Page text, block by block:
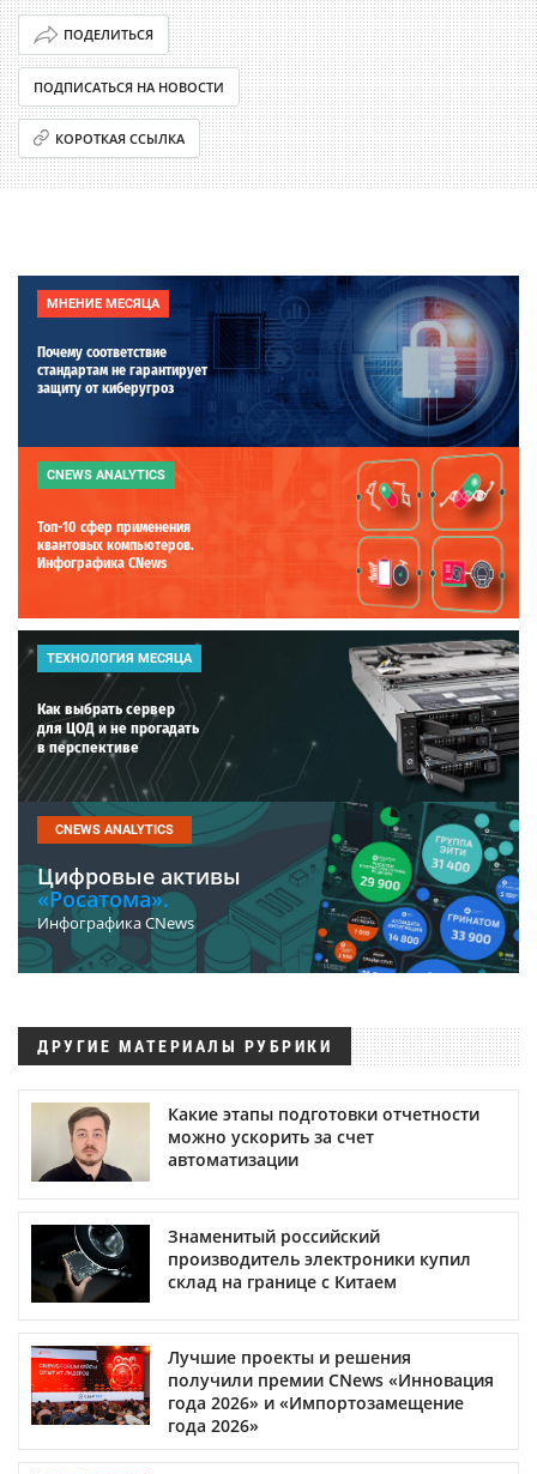
ПОДЕЛИТЬСЯ
ПОДПИСАТЬСЯ НА НОВОСТИ
КОРОТКАЯ ССЫЛКА
МНЕНИЕ МЕСЯЦА
Почему соответствие
стандартам не гарантирует
защиту от киберугроз
CNEWS ANALYTICS
Топ-10 сфер применения
квантовых компьютеров.
Инфографика CNews
ТЕХНОЛОГИЯ МЕСЯЦА
Как выбрать сервер
для ЦОД и не прогадать
в перспективе
CNEWS ANALYTICS
Цифровые активы
«Росатома».
Инфографика CNews
ДРУГИЕ МАТЕРИАЛЫ РУБРИКИ
Какие этапы подготовки отчетности
можно ускорить за счет
автоматизации
Знаменитый российский
производитель электроники купил
склад на границе с Китаем
Лучшие проекты и решения
получили премии CNews «Инновация
года 2026» и «Импортозамещение
года 2026»